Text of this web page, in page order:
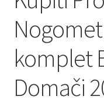
komplet
Domači